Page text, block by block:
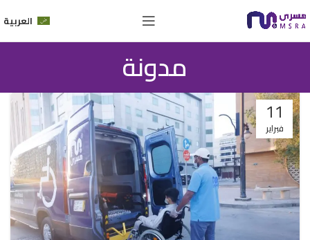
العربية
مدونة
11
فبراير